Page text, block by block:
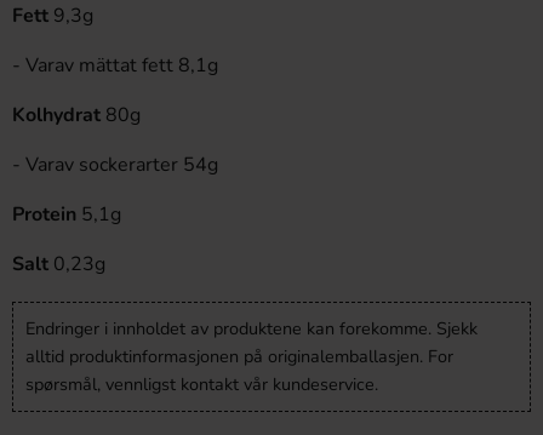
Fett 9,3g
- Varav mättat fett 8,1g
Kolhydrat 80g
- Varav sockerarter 54g
Protein 5,1g
Salt 0,23g
Endringer i innholdet av produktene kan forekomme. Sjekk
alltid produktinformasjonen på originalemballasjen. For
spørsmål, vennligst kontakt vår kundeservice.